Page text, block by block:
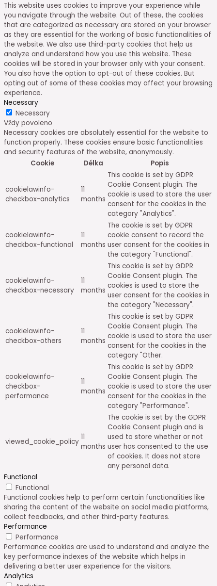
This website uses cookies to improve your experience while
you navigate through the website. Out of these, the cookies
that are categorized as necessary are stored on your browser
as they are essential for the working of basic functionalities of
the website. We also use third-party cookies that help us
analyze and understand how you use this website. These
cookies will be stored in your browser only with your consent.
You also have the option to opt-out of these cookies. But
opting out of some of these cookies may affect your browsing
experience.
Necessary
Necessary
Vždy povoleno
Necessary cookies are absolutely essential for the website to
function properly. These cookies ensure basic functionalities
and security features of the website, anonymously.
Cookie
Délka Popis
cookielawinfo-
checkbox-analytics
11
months
This cookie is set by GDPR
Cookie Consent plugin. The
cookie is used to store the user
consent for the cookies in the
category "Analytics".
cookielawinfo-
checkbox-functional
11
months
The cookie is set by GDPR
cookie consent to record the
user consent for the cookies in
the category "Functional".
cookielawinfo-
checkbox-necessary
11
months
This cookie is set by GDPR
Cookie Consent plugin. The
cookies is used to store the
user consent for the cookies in
the category "Necessary".
cookielawinfo-
checkbox-others
11
months
This cookie is set by GDPR
Cookie Consent plugin. The
cookie is used to store the user
consent for the cookies in the
category "Other.
cookielawinfo-
checkbox-
performance
11
months
This cookie is set by GDPR
Cookie Consent plugin. The
cookie is used to store the user
consent for the cookies in the
category "Performance".
viewed_cookie_policy
11
months
The cookie is set by the GDPR
Cookie Consent plugin and is
used to store whether or not
user has consented to the use
of cookies. It does not store
any personal data.
Functional
Functional
Functional cookies help to perform certain functionalities like
sharing the content of the website on social media platforms,
collect feedbacks, and other third-party features.
Performance
Performance
Performance cookies are used to understand and analyze the
key performance indexes of the website which helps in
delivering a better user experience for the visitors.
Analytics